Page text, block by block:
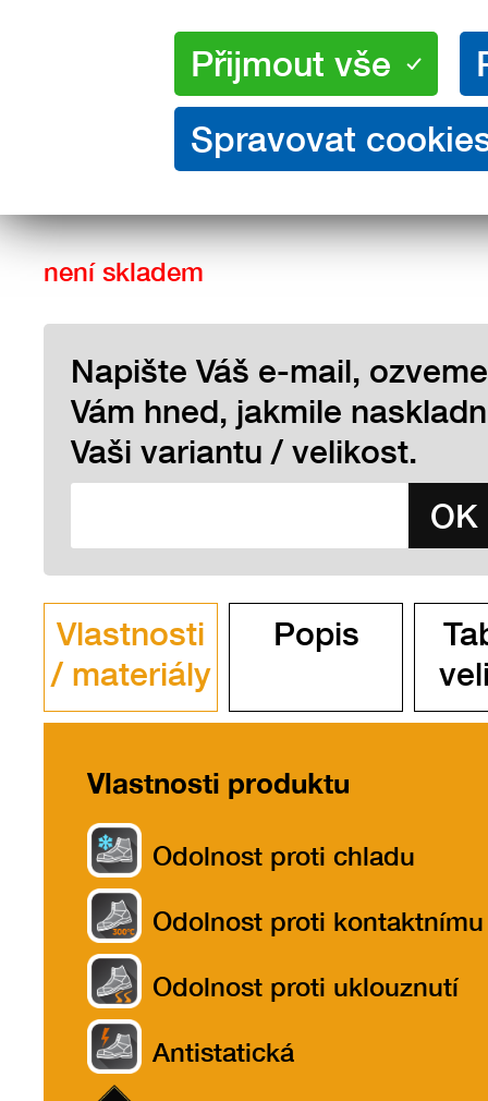
36 37 38 39 40
není skladem
Napište Váš e-mail,
Vám hned, jakmile
Vaši variantu / velikost.
Vlastnosti
/ materiály
Popis
Vlastnosti produktu
Odolnost proti chladu
Odolnost proti kontaktnímu
Odolnost proti uklouznutí
Antistatická